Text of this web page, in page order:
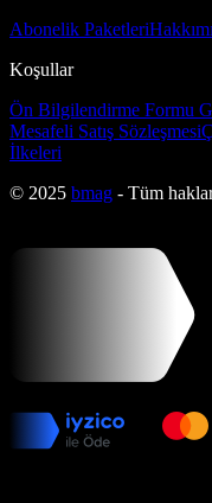
Abonelik Paketleri
Koşullar
Ön Bilgilendirme Formu
Mesafeli Satış Sözleşmesi
İlkeleri
© 2025 bmag - Tüm